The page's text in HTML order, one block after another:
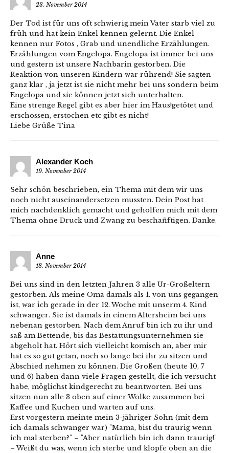
23. November 2014
Der Tod ist für uns oft schwierig.mein Vater starb viel zu
früh und hat kein Enkel kennen gelernt. Die Enkel
kennen nur Fotos , Grab und unendliche Erzählungen.
Erzählungen vom Engelopa. Engelopa ist immer bei uns
und gestern ist unsere Nachbarin gestorben. Die
Reaktion von unseren Kindern war rührend! Sie sagten
ganz klar , ja jetzt ist sie nicht mehr bei uns sondern beim
Engelopa und sie können jetzt sich unterhalten.
Eine strenge Regel gibt es aber hier im Haus!getötet und
erschossen, erstochen etc gibt es nicht!
Liebe Grüße Tina
Alexander Koch
19. November 2014
Sehr schön beschrieben, ein Thema mit dem wir uns
noch nicht auseinandersetzen mussten. Dein Post hat
mich nachdenklich gemacht und geholfen mich mit dem
Thema ohne Druck und Zwang zu beschañftigen. Danke.
Anne
18. November 2014
Bei uns sind in den letzten Jahren 3 alle Ur-Großeltern
gestorben. Als meine Oma damals als 1. von uns gegangen
ist, war ich gerade in der 12. Woche mit unserm 4. Kind
schwanger. Sie ist damals in einem Altersheim bei uns
nebenan gestorben. Nach dem Anruf bin ich zu ihr und
saß am Bettende, bis das Bestattungsunternehmen sie
abgeholt hat. Hört sich vielleicht komisch an, aber mir
hat es so gut getan, noch so lange bei ihr zu sitzen und
Abschied nehmen zu können. Die Großen (heute 10, 7
und 6) haben dann viele Fragen gestellt, die ich versucht
habe, möglichst kindgerecht zu beantworten. Bei uns
sitzen nun alle 3 oben auf einer Wolke zusammen bei
Kaffee und Kuchen und warten auf uns.
Erst vorgestern meinte mein 3-jähriger Sohn (mit dem
ich damals schwanger war) "Mama, bist du traurig wenn
ich mal sterben?" – "Aber natürlich bin ich dann traurig!"
– Weißt du was, wenn ich sterbe und klopfe oben an die